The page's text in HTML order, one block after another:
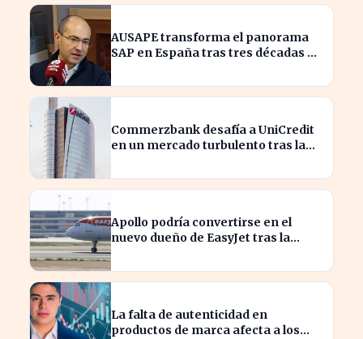
AUSAPE transforma el panorama
SAP en España tras tres décadas de
Commerzbank desafía a UniCredit
en un mercado turbulento tras la
Apollo podría convertirse en el
nuevo dueño de EasyJet tras la
La falta de autenticidad en
productos de marca afecta a los